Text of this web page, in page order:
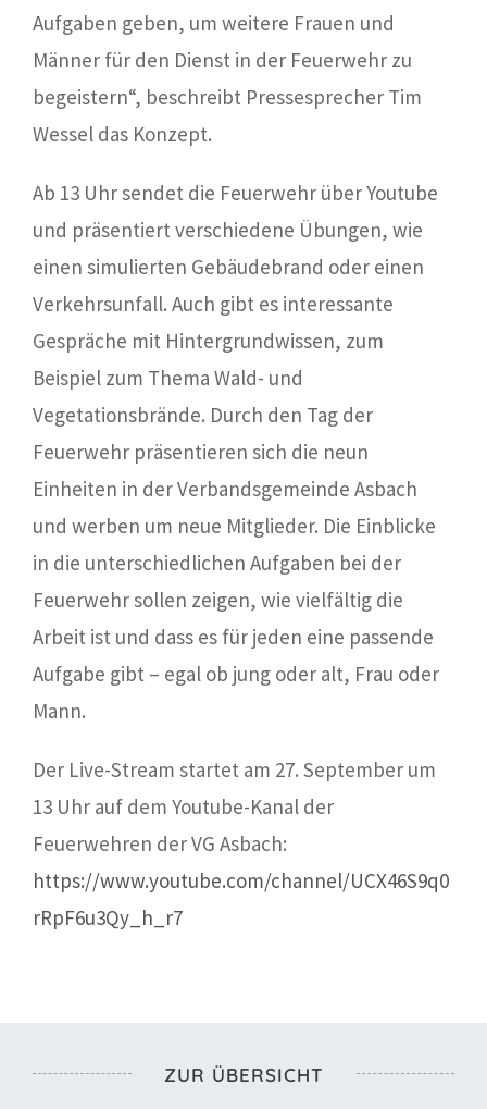
Aufgaben geben, um weitere Frauen und
Männer für den Dienst in der Feuerwehr zu
begeistern“, beschreibt Pressesprecher Tim
Wessel das Konzept.
Ab 13 Uhr sendet die Feuerwehr über Youtube
und präsentiert verschiedene Übungen, wie
einen simulierten Gebäudebrand oder einen
Verkehrsunfall. Auch gibt es interessante
Gespräche mit Hintergrundwissen, zum
Beispiel zum Thema Wald- und
Vegetationsbrände. Durch den Tag der
Feuerwehr präsentieren sich die neun
Einheiten in der Verbandsgemeinde Asbach
und werben um neue Mitglieder. Die Einblicke
in die unterschiedlichen Aufgaben bei der
Feuerwehr sollen zeigen, wie vielfältig die
Arbeit ist und dass es für jeden eine passende
Aufgabe gibt – egal ob jung oder alt, Frau oder
Mann.
Der Live-Stream startet am 27. September um
13 Uhr auf dem Youtube-Kanal der
Feuerwehren der VG Asbach:
https://www.youtube.com/channel/UCX46S9q0
rRpF6u3Qy_h_r7
ZUR ÜBERSICHT